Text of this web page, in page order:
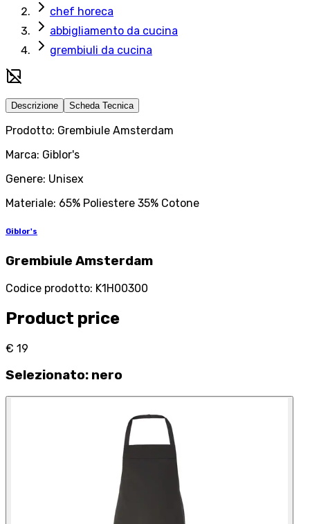
chef horeca
abbigliamento da cucina
grembiuli da cucina
Descrizione Scheda Tecnica
Prodotto: Grembiule Amsterdam
Marca: Giblor's
Genere: Unisex
Materiale: 65% Poliestere 35% Cotone
Giblor's
Grembiule Amsterdam
Codice prodotto: K1H00300
Product price
€ 19
Selezionato: nero